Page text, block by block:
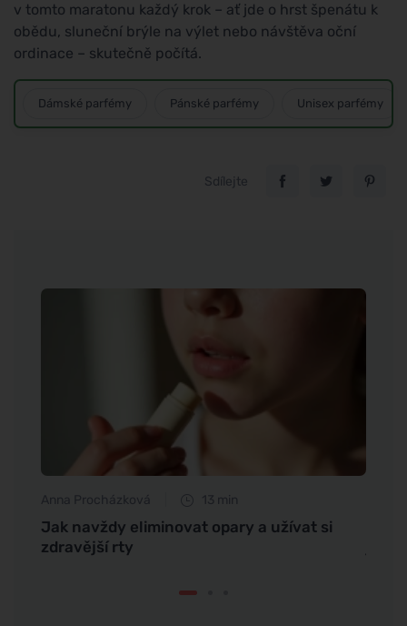
v tomto maratonu každý krok – ať jde o hrst špenátu k
obědu, sluneční brýle na výlet nebo návštěva oční
ordinace – skutečně počítá.
Dámské parfémy Pánské parfémy Unisex parfémy
Sdílejte
Anna Procházková 13 min
Jak navždy eliminovat opary a užívat si
zdravější rty